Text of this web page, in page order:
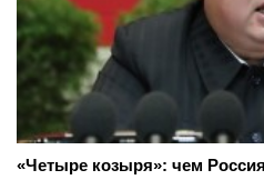
«Четыре козыря»: чем